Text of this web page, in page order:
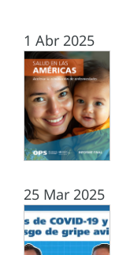
1 Abr 2025
25 Mar 2025